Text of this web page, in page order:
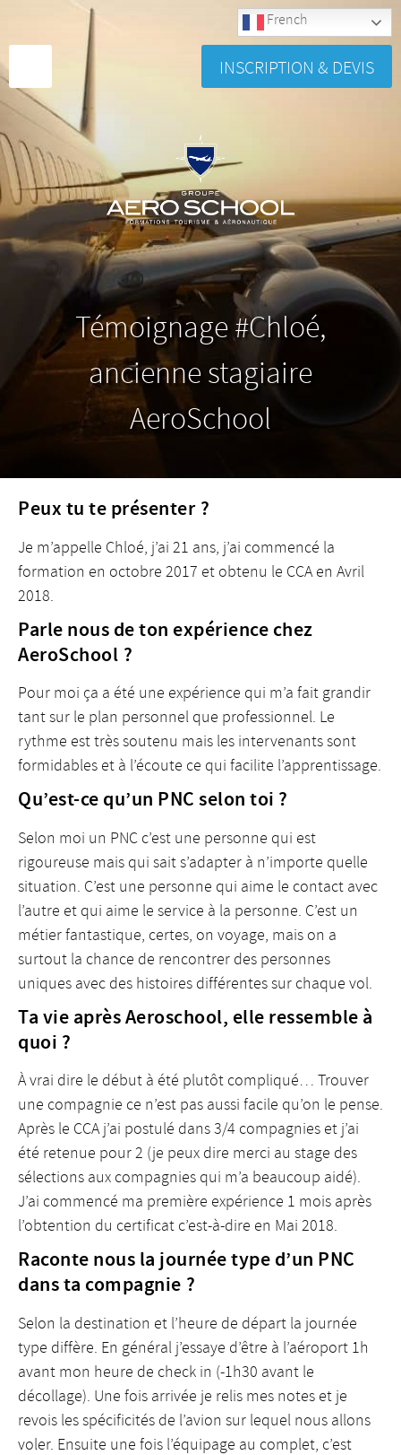
INSCRIPTION & DEVIS
Témoignage #Chloé,
ancienne stagiaire
AeroSchool
Peux tu te présenter ?
Je m’appelle Chloé, j’ai 21 ans, j’ai commencé la
formation en octobre 2017 et obtenu le CCA en Avril
2018.
Parle nous de ton expérience chez
AeroSchool ?
Pour moi ça a été une expérience qui m’a fait grandir
tant sur le plan personnel que professionnel. Le
rythme est très soutenu mais les intervenants sont
formidables et à l’écoute ce qui facilite l’apprentissage.
Qu’est-ce qu’un PNC selon toi ?
Selon moi un PNC c’est une personne qui est
rigoureuse mais qui sait s’adapter à n’importe quelle
situation. C’est une personne qui aime le contact avec
l’autre et qui aime le service à la personne. C’est un
métier fantastique, certes, on voyage, mais on a
surtout la chance de rencontrer des personnes
uniques avec des histoires différentes sur chaque vol.
Ta vie après Aeroschool, elle ressemble à
quoi ?
À vrai dire le début à été plutôt compliqué… Trouver
une compagnie ce n’est pas aussi facile qu’on le pense.
Après le CCA j’ai postulé dans 3/4 compagnies et j’ai
été retenue pour 2 (je peux dire merci au stage des
sélections aux compagnies qui m’a beaucoup aidé).
J’ai commencé ma première expérience 1 mois après
l’obtention du certificat c’est-à-dire en Mai 2018.
Raconte nous la journée type d’un PNC
dans ta compagnie ?
Selon la destination et l’heure de départ la journée
type diffère. En général j’essaye d’être à l’aéroport 1h
avant mon heure de check in (-1h30 avant le
décollage). Une fois arrivée je relis mes notes et je
revois les spécificités de l’avion sur lequel nous allons
voler. Ensuite une fois l’équipage au complet, c’est
French